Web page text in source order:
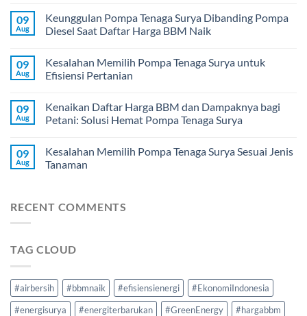
09
Aug
Keunggulan Pompa Tenaga Surya Dibanding Pompa
Diesel Saat Daftar Harga BBM Naik
09
Aug
Kesalahan Memilih Pompa Tenaga Surya untuk
Efisiensi Pertanian
09
Aug
Kenaikan Daftar Harga BBM dan Dampaknya bagi
Petani: Solusi Hemat Pompa Tenaga Surya
09
Aug
Kesalahan Memilih Pompa Tenaga Surya Sesuai Jenis
Tanaman
RECENT COMMENTS
TAG CLOUD
#airbersih #bbmnaik #efisiensienergi
#EkonomiIndonesia
#energisurya
#energiterbarukan #GreenEnergy
#hargabbm